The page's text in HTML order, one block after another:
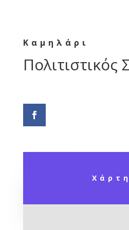
Καμηλάρι
Πολιτιστικός